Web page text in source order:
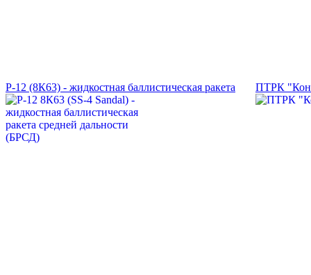
Р-12 (8К63) - жидкостная баллистическая ракета ПТРК